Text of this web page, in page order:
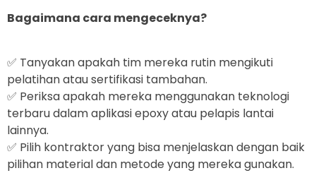
Bagaimana cara mengeceknya?
✅ Tanyakan apakah tim mereka rutin mengikuti
pelatihan atau sertifikasi tambahan.
✅ Periksa apakah mereka menggunakan teknologi
terbaru dalam aplikasi epoxy atau pelapis lantai
lainnya.
✅ Pilih kontraktor yang bisa menjelaskan dengan baik
pilihan material dan metode yang mereka gunakan.